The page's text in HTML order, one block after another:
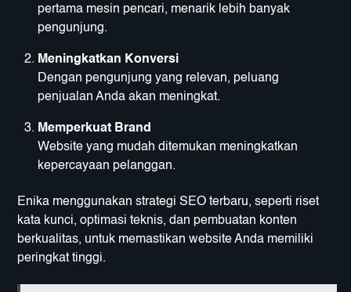
pertama mesin pencari, menarik lebih banyak
pengunjung.
Meningkatkan Konversi
Dengan pengunjung yang relevan, peluang
penjualan Anda akan meningkat.
Memperkuat Brand
Website yang mudah ditemukan meningkatkan
kepercayaan pelanggan.
Enika menggunakan strategi SEO terbaru, seperti riset
kata kunci, optimasi teknis, dan pembuatan konten
berkualitas, untuk memastikan website Anda memiliki
peringkat tinggi.